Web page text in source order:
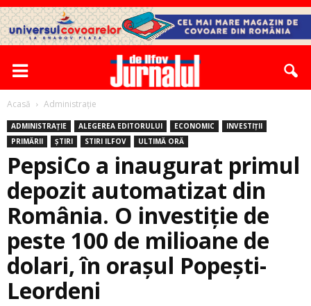
Acasă Administrație
ADMINISTRAȚIE ALEGEREA EDITORULUI ECONOMIC
INVESTIȚII
PRIMĂRII
ȘTIRI STIRI ILFOV ULTIMĂ ORĂ
PepsiCo a inaugurat primul
depozit automatizat din
România. O investiție de
peste 100 de milioane de
dolari, în orașul Popești-
Leordeni